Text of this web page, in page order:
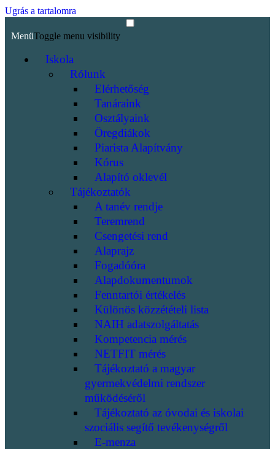
Ugrás a tartalomra
MenüToggle menu visibility
Iskola
Rólunk
Elérhetőség
Tanáraink
Osztályaink
Öregdiákok
Piarista Alapítvány
Kórus
Alapító oklevél
Tájékoztatók
A tanév rendje
Teremrend
Csengetési rend
Alaprajz
Fogadóóra
Alapdokumentumok
Fenntartói értékelés
Különös közzétételi lista
NAIH adatszolgáltatás
Kompetencia mérés
NETFIT mérés
Tájékoztató a magyar
gyermekvédelmi rendszer
működéséről
Tájékoztató az óvodai és iskolai
szociális segítő tevékenységről
E-menza